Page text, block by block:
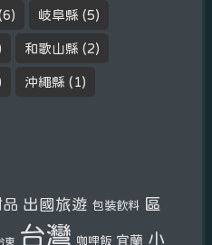
岐阜縣 (5)
和歌山縣 (2)
沖繩縣 (1)
出國旅遊 包裝飲料 區
東 台灣 咖哩飯 宜蘭 小